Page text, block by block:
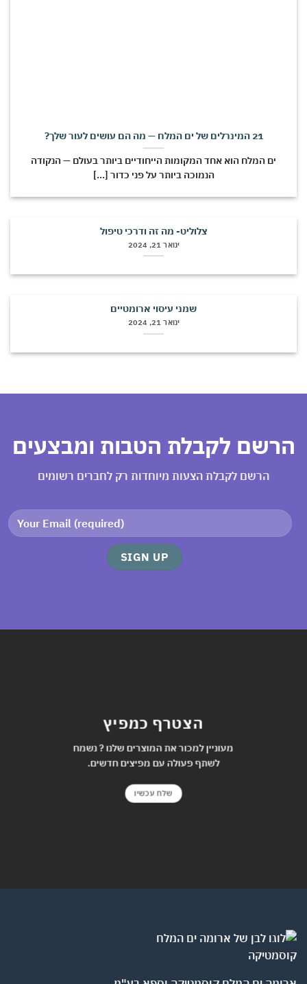
ים המלח הוא אחד המקומות הייחודיים ביותר בעולם — הנקודה
הנמוכה ביותר על פני כדור [...]
צלוליט- מה זה ודרכי טיפול
שמני עיסוי ארומטיים
לקבלת הטבות ומבצעים
הרשם לקבלת הצעות מיוחדות רק לחברים רשומים
הצטרף כמפיץ
מעוניין למכור את המוצרים שלנו ? נשמח
לשתף פעולה עם מפיצים חדשים.
שלח עכשיו